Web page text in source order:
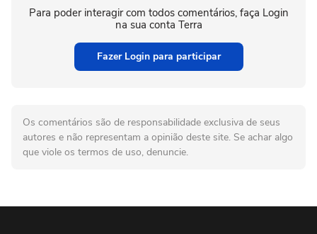
Para poder interagir com todos comentários, faça Login
na sua conta Terra
Fazer Login para participar
Os comentários são de responsabilidade exclusiva de seus
autores e não representam a opinião deste site. Se achar algo
que viole os termos de uso, denuncie.